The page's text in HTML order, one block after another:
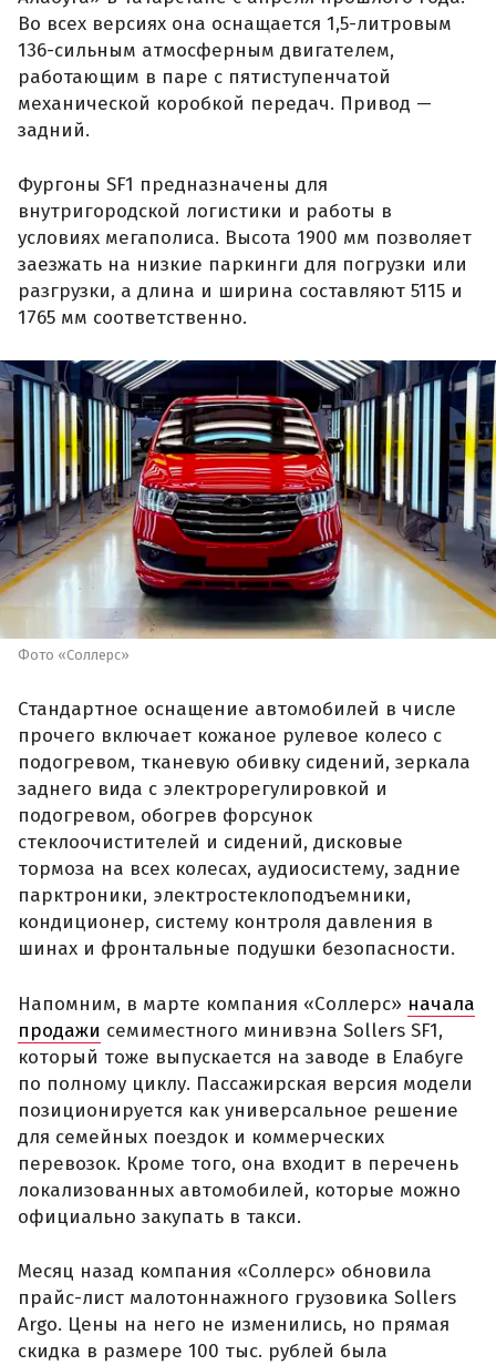
Во всех версиях она оснащается 1,5-литровым
136-сильным атмосферным двигателем,
работающим в паре с пятиступенчатой
механической коробкой передач. Привод —
задний.
Фургоны SF1 предназначены для
внутригородской логистики и работы в
условиях мегаполиса. Высота 1900 мм позволяет
заезжать на низкие паркинги для погрузки или
разгрузки, а длина и ширина составляют 5115 и
1765 мм соответственно.
Фото «Соллерс»
Стандартное оснащение автомобилей в числе
прочего включает кожаное рулевое колесо с
подогревом, тканевую обивку сидений, зеркала
заднего вида с электрорегулировкой и
подогревом, обогрев форсунок
стеклоочистителей и сидений, дисковые
тормоза на всех колесах, аудиосистему, задние
парктроники, электростеклоподъемники,
кондиционер, систему контроля давления в
шинах и фронтальные подушки безопасности.
Напомним, в марте компания «Соллерс» начала
продажи семиместного минивэна Sollers SF1,
который тоже выпускается на заводе в Елабуге
по полному циклу. Пассажирская версия модели
позиционируется как универсальное решение
для семейных поездок и коммерческих
перевозок. Кроме того, она входит в перечень
локализованных автомобилей, которые можно
официально закупать в такси.
Месяц назад компания «Соллерс» обновила
прайс-лист малотоннажного грузовика Sollers
Argo. Цены на него не изменились, но прямая
скидка в размере 100 тыс. рублей была